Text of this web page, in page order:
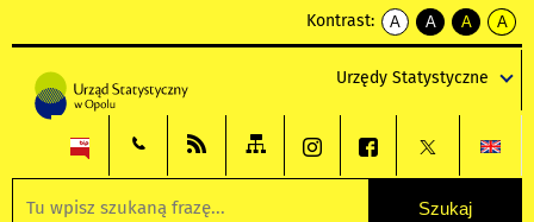
Kontrast:
A
kontrast
A
kontrast
tekst
czarnym
A
kontrast
tekst
czarnym
A
tekst
żółtym
Urzędy Statystyczne